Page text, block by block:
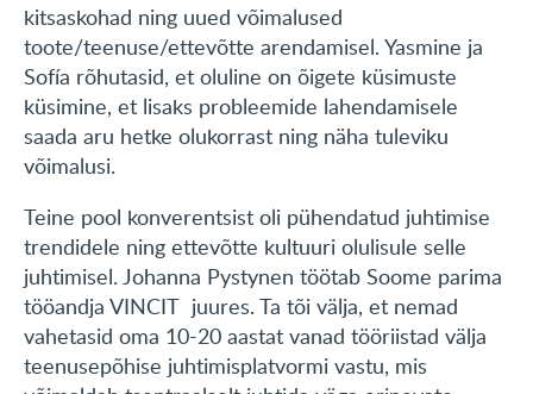
kitsaskohad ning uued võimalused
toote/teenuse/ettevõtte arendamisel. Yasmine ja
Sofía rõhutasid, et oluline on õigete küsimuste
küsimine, et lisaks probleemide lahendamisele
saada aru hetke olukorrast ning näha tuleviku
võimalusi.
Teine pool konverentsist oli pühendatud juhtimise
trendidele ning ettevõtte kultuuri olulisule selle
juhtimisel. Johanna Pystynen töötab Soome parima
tööandja VINCIT juures. Ta tõi välja, et nemad
vahetasid oma 10-20 aastat vanad tööriistad välja
teenusepõhise juhtimisplatvormi vastu, mis